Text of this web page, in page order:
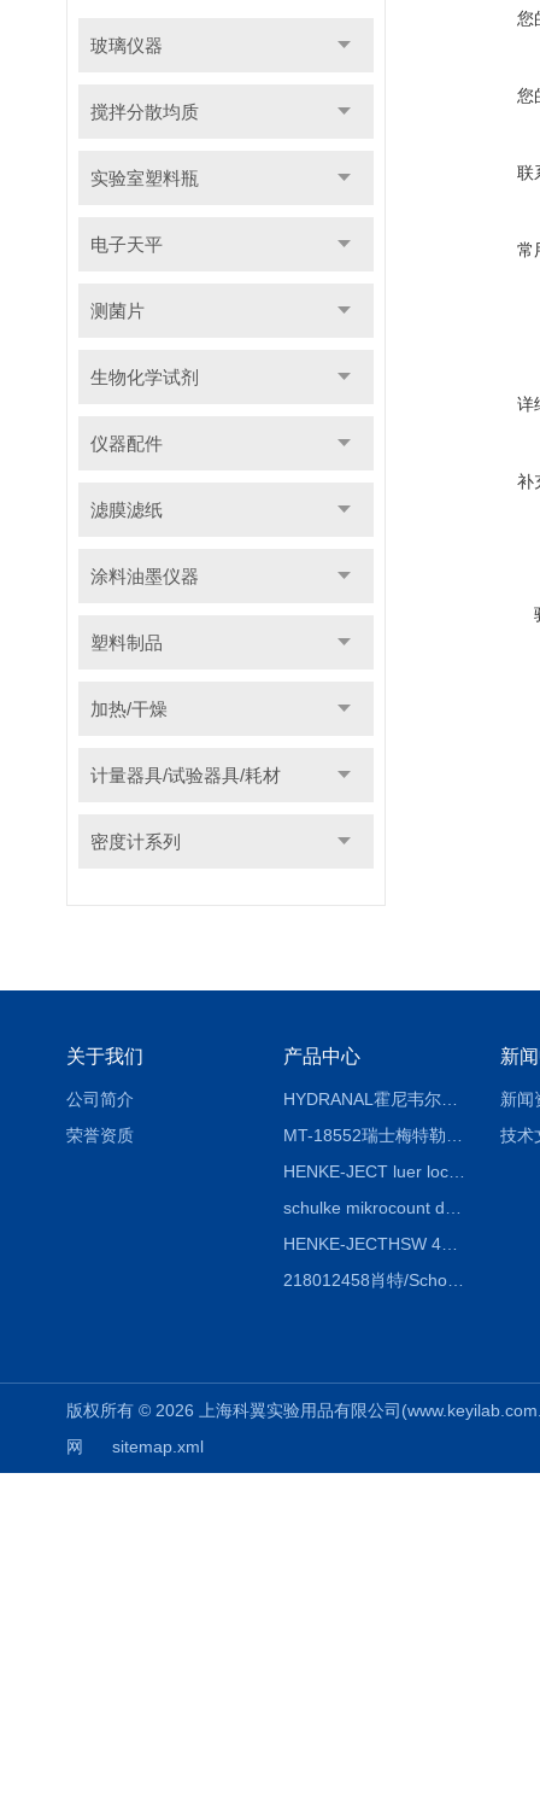
玻璃仪器
搅拌分散均质
实验室塑料瓶
电子天平
测菌片
生物化学试剂
仪器配件
滤膜滤纸
涂料油墨仪器
塑料制品
加热/干燥
计量器具/试验器具/耗材
密度计系列
您
您
联
常
详
补
关于我们
公司简介
荣誉资质
产品中心
HYDRANAL霍尼韦尔Fluka 34696-25G固体水标 二水合物
HENKE-JECT luer lock鲁尔锁注射器 4200-X00V0 20mL（24ml）
HENKE-JECTHSW 4020.X00V0 2ml（3mL）鲁尔锁注射器
218012458肖特/Schott duran蓝盖试剂瓶100ml，透明
新
新闻
技术
版权所有 © 2026 上海科翼实验用品有限公司
网
sitemap.xml